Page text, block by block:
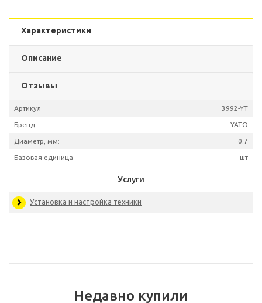
Характеристики
Описание
Отзывы
Недавно купили